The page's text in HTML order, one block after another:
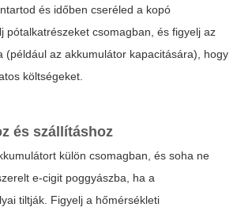
és időben cseréled a kopó
pótalkatrészeket csomagban, és figyelj az
(például az akkumulátor kapacitására), hogy
költségeket.
és szállításhoz
külön csomagban, és soha ne
e-cigit poggyászba, ha a
tiltják. Figyelj a hőmérsékleti